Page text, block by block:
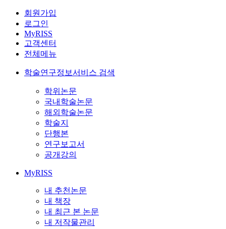
회원가입
로그인
MyRISS
고객센터
전체메뉴
학술연구정보서비스 검색
학위논문
국내학술논문
해외학술논문
학술지
단행본
연구보고서
공개강의
MyRISS
내 추천논문
내 책장
내 최근 본 논문
내 저작물관리